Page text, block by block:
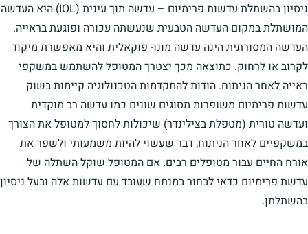
ניסיון בהשתלת עדשות פרימיום – עדשה תוך עינית (IOL) היא העדשה
המושתלת במקום העדשה הטבעית שנעשתה עכורה ופוגעת בראייה.
העדשה המסורתית הינה עדשה מונו- פוקאלית והיא מאפשרת מיקוד
לקרוב או לרחוק. כתוצאה מכך יצטרך המטופל להשתמש במשקפי
ראייה לאחר הניתוח. הודות להתקדמות הטכנולוגיה קיימות בשוק
עדשות פרימיום משופרות מסוגים שונים כמו עדשה רב מוקדית
ועדשה טורית (מטפלת בצילינדר) שיכולות לחסוך למטופל את הצורך
במשקפיים לאחר הניתוח, דבר שעשוי להיות משמעותי ולשפר את
אורח החיים עבור מטופלים רבים. אם המטופל שוקל השתלה של
עדשת פרימיום כדאי לבחור במנתח שעובד עם עדשות אלה ובעל ניסיון
בהשתלתן.